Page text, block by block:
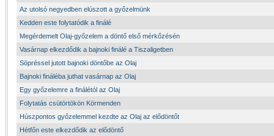
Az utolsó negyedben elúszott a győzelmünk
Kedden este folytatódik a finálé
Megérdemelt Olaj-győzelem a döntő első mérkőzésén
Vasárnap elkezdődik a bajnoki finálé a Tiszaligetben
Söpréssel jutott bajnoki döntőbe az Olaj
Bajnoki fináléba juthat vasárnap az Olaj
Egy győzelemre a finálétól az Olaj
Folytatás csütörtökön Körmenden
Húszpontos győzelemmel kezdte az Olaj az elődöntőt
Hétfőn este elkezdődik az elődöntő